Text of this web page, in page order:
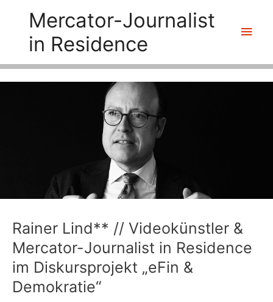
springen
Mercator-Journalist
in Residence
Rainer Lind** // Videokünstler &
Mercator-Journalist in Residence
im Diskursprojekt „eFin &
Demokratie“